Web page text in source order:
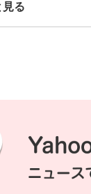
見る